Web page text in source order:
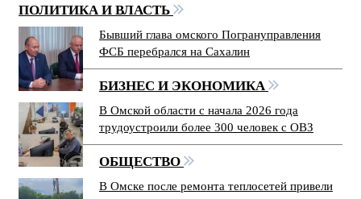
ПОЛИТИКА И ВЛАСТЬ
Бывший глава омского Погрануправления
ФСБ перебрался на Сахалин
БИЗНЕС И ЭКОНОМИКА
В Омской области с начала 2026 года
трудоустроили более 300 человек с ОВЗ
ОБЩЕСТВО
В Омске после ремонта теплосетей привели